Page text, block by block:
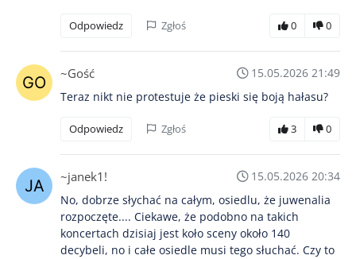
Odpowiedz Zgłoś 0 0
~Gość
15.05.2026 21:49
Teraz nikt nie protestuje że pieski się boją hałasu?
Odpowiedz Zgłoś 3 0
~janek1!
15.05.2026 20:34
No, dobrze słychać na całym, osiedlu, że juwenalia
rozpoczęte.... Ciekawe, że podobno na takich
koncertach dzisiaj jest koło sceny około 140
decybeli, no i całe osiedle musi tego słuchać. Czy to